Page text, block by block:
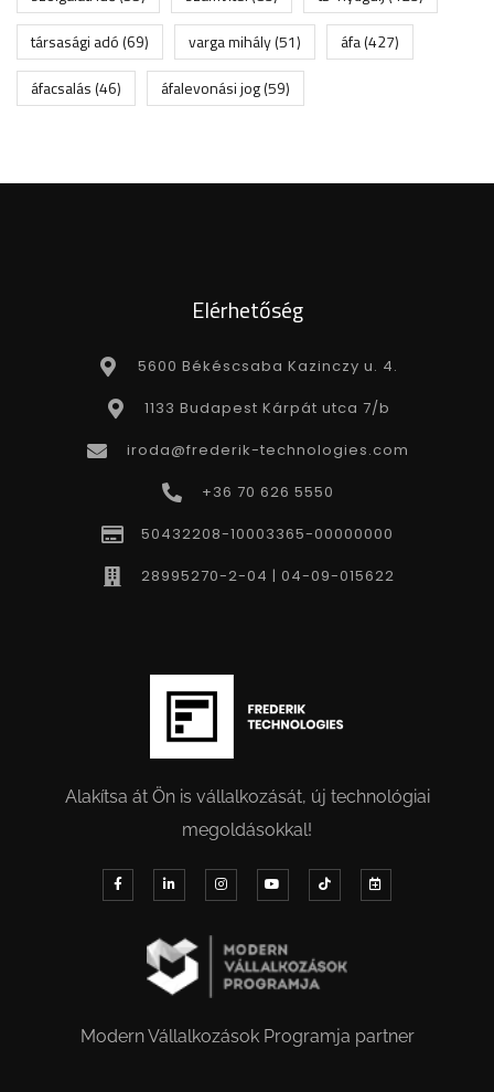
társasági adó(69) varga mihály(51) áfa(427)
áfacsalás(46) áfalevonási jog(59)
Elérhetőség
5600 Békéscsaba Kazinczy u. 4.
1133 Budapest Kárpát utca 7/b
iroda@frederik-technologies.com
+36 70 626 5550
50432208-10003365-00000000
28995270-2-04 | 04-09-015622
Alakítsa át Ön is vállalkozását, új technológiai
megoldásokkal!
Modern Vállalkozások Programja partner